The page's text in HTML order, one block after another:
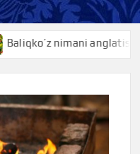
bilasizmi